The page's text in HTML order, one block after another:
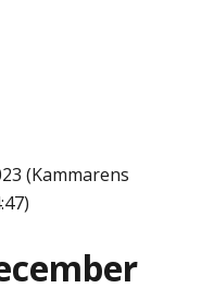
(Kammarens